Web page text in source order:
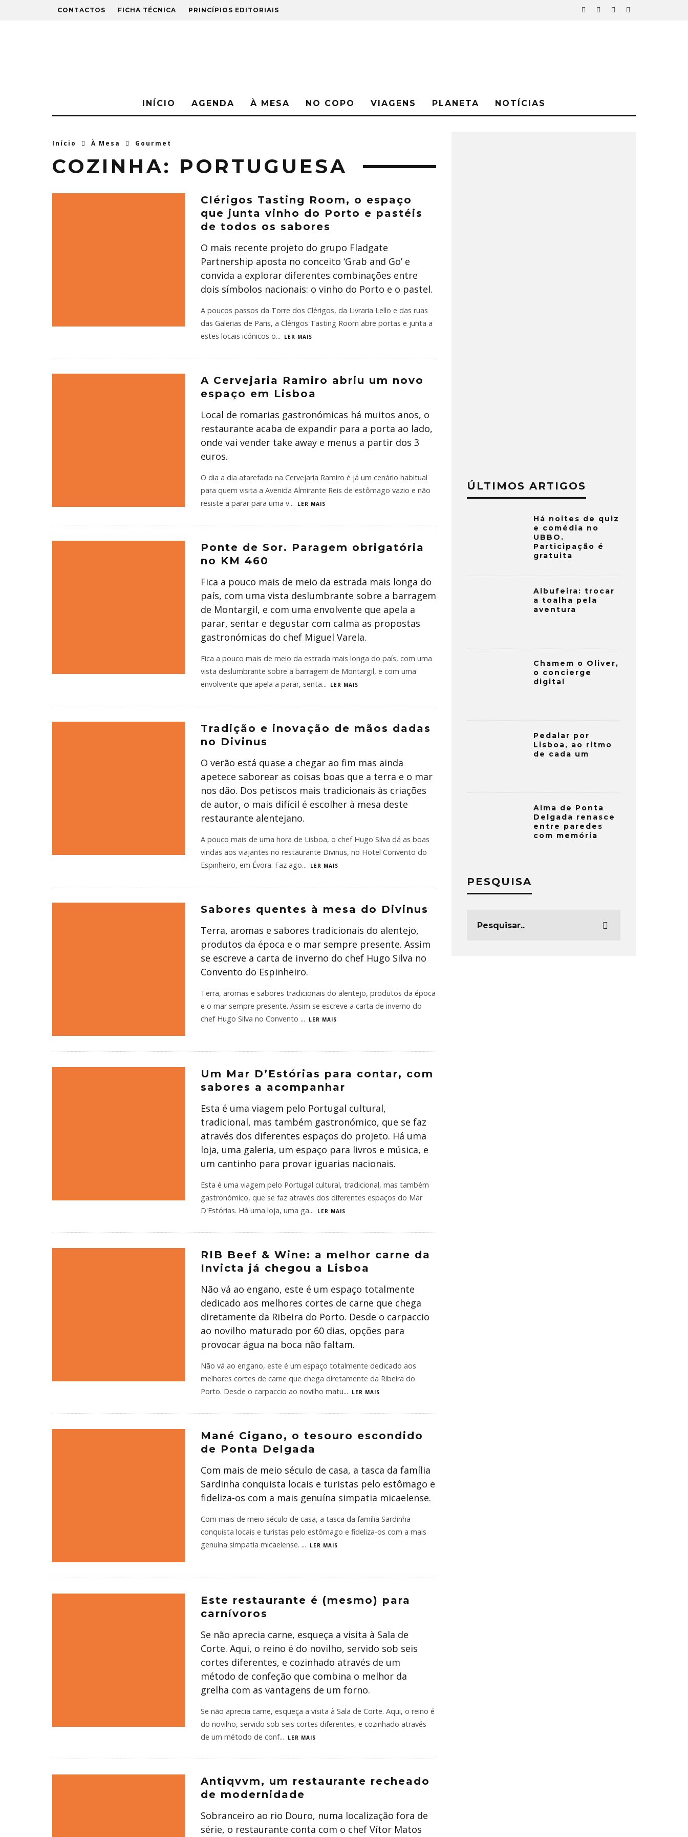
CONTACTOS FICHA TÉCNICA PRINCÍPIOS EDITORIAIS
INÍCIO AGENDA À MESA NO COPO VIAGENS PLANETA NOTÍCIAS
Início À Mesa Gourmet
COZINHA: PORTUGUESA
Clérigos Tasting Room, o espaço
que junta vinho do Porto e pastéis
de todos os sabores
O mais recente projeto do grupo Fladgate
Partnership aposta no conceito ‘Grab and Go’ e
convida a explorar diferentes combinações entre
dois símbolos nacionais: o vinho do Porto e o pastel.
A poucos passos da Torre dos Clérigos, da Livraria Lello e das ruas
das Galerias de Paris, a Clérigos Tasting Room abre portas e junta a
estes locais icónicos o... LER MAIS
A Cervejaria Ramiro abriu um novo
espaço em Lisboa
Local de romarias gastronómicas há muitos anos, o
restaurante acaba de expandir para a porta ao lado,
onde vai vender take away e menus a partir dos 3
euros.
O dia a dia atarefado na Cervejaria Ramiro é já um cenário habitual
para quem visita a Avenida Almirante Reis de estômago vazio e não
resiste a parar para uma v... LER MAIS
Ponte de Sor. Paragem obrigatória
no KM 460
Fica a pouco mais de meio da estrada mais longa do
país, com uma vista deslumbrante sobre a barragem
de Montargil, e com uma envolvente que apela a
parar, sentar e degustar com calma as propostas
gastronómicas do chef Miguel Varela.
Fica a pouco mais de meio da estrada mais longa do país, com uma
vista deslumbrante sobre a barragem de Montargil, e com uma
envolvente que apela a parar, senta... LER MAIS
Tradição e inovação de mãos dadas
no Divinus
O verão está quase a chegar ao fim mas ainda
apetece saborear as coisas boas que a terra e o mar
nos dão. Dos petiscos mais tradicionais às criações
de autor, o mais difícil é escolher à mesa deste
restaurante alentejano.
A pouco mais de uma hora de Lisboa, o chef Hugo Silva dá as boas
vindas aos viajantes no restaurante Divinus, no Hotel Convento do
Espinheiro, em Évora. Faz ago... LER MAIS
Sabores quentes à mesa do Divinus
Terra, aromas e sabores tradicionais do alentejo,
produtos da época e o mar sempre presente. Assim
se escreve a carta de inverno do chef Hugo Silva no
Convento do Espinheiro.
Terra, aromas e sabores tradicionais do alentejo, produtos da época
e o mar sempre presente. Assim se escreve a carta de inverno do
chef Hugo Silva no Convento ... LER MAIS
Um Mar D’Estórias para contar, com
sabores a acompanhar
Esta é uma viagem pelo Portugal cultural,
tradicional, mas também gastronómico, que se faz
através dos diferentes espaços do projeto. Há uma
loja, uma galeria, um espaço para livros e música, e
um cantinho para provar iguarias nacionais.
Esta é uma viagem pelo Portugal cultural, tradicional, mas também
gastronómico, que se faz através dos diferentes espaços do Mar
D'Estórias. Há uma loja, uma ga... LER MAIS
RIB Beef & Wine: a melhor carne da
Invicta já chegou a Lisboa
Não vá ao engano, este é um espaço totalmente
dedicado aos melhores cortes de carne que chega
diretamente da Ribeira do Porto. Desde o carpaccio
ao novilho maturado por 60 dias, opções para
provocar água na boca não faltam.
Não vá ao engano, este é um espaço totalmente dedicado aos
melhores cortes de carne que chega diretamente da Ribeira do
Porto. Desde o carpaccio ao novilho matu... LER MAIS
Mané Cigano, o tesouro escondido
de Ponta Delgada
Com mais de meio século de casa, a tasca da família
Sardinha conquista locais e turistas pelo estômago e
fideliza-os com a mais genuína simpatia micaelense.
Com mais de meio século de casa, a tasca da família Sardinha
conquista locais e turistas pelo estômago e fideliza-os com a mais
genuína simpatia micaelense. ​ ... LER MAIS
Este restaurante é (mesmo) para
carnívoros
Se não aprecia carne, esqueça a visita à Sala de
Corte. Aqui, o reino é do novilho, servido sob seis
cortes diferentes, e cozinhado através de um
método de confeção que combina o melhor da
grelha com as vantagens de um forno.
Se não aprecia carne, esqueça a visita à Sala de Corte. Aqui, o reino é
do novilho, servido sob seis cortes diferentes, e cozinhado através
de um método de conf... LER MAIS
Antiqvvm, um restaurante recheado
de modernidade
Sobranceiro ao rio Douro, numa localização fora de
série, o restaurante conta com o chef Vítor Matos
ÚLTIMOS ARTIGOS
Há noites de quiz
e comédia no
UBBO.
Participação é
gratuita
Albufeira: trocar
a toalha pela
aventura
Chamem o Oliver,
o concierge
digital
Pedalar por
Lisboa, ao ritmo
de cada um
Alma de Ponta
Delgada renasce
entre paredes
com memória
PESQUISA